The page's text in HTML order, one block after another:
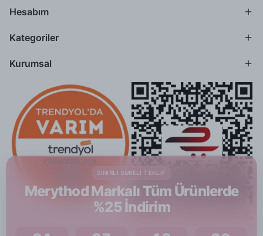
Hesabım
Kategoriler
Kurumsal
SINIRLI SÜRELI TEKLIF
Merythod Markalı Tüm Ürünlerde
%25 İndirim